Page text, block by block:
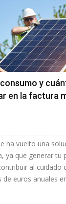
y
en la factura
ha vuelto una
ya que generar tu
al cuidado
de euros anuales